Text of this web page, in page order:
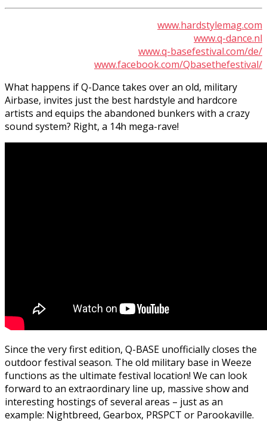
www.hardstylemag.com
www.q-dance.nl
www.q-basefestival.com/de/
www.facebook.com/Qbasethefestival/
What happens if Q-Dance takes over an old, military
Airbase, invites just the best hardstyle and hardcore
artists and equips the abandoned bunkers with a crazy
sound system? Right, a 14h mega-rave!
Since the very first edition, Q-BASE unofficially closes the
outdoor festival season. The old military base in Weeze
functions as the ultimate festival location! We can look
forward to an extraordinary line up, massive show and
interesting hostings of several areas – just as an
example: Nightbreed, Gearbox, PRSPCT or Parookaville.